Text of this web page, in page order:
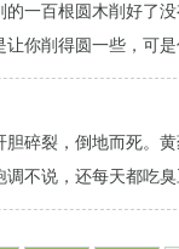
一百根圆木削好了
你削得圆一些，可
胆碎裂，倒地而死
不说，还每天都吃